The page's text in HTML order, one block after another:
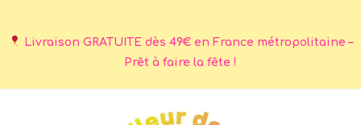
Livraison GRATUITE dès 49€ en France métropolitaine –
Prêt à faire la fête !